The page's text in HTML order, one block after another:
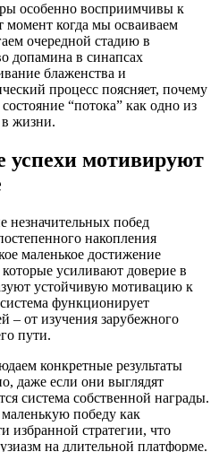
особенно восприимчивы к
момент когда мы осваиваем
очередной стадию в
допамина в синапсах
блаженства и
процесс поясняет, почему
“потока” как одно из
жизни.
успехи мотивируют
незначительных побед
накопления
маленькое достижение
усиливают доверие в
устойчивую мотивацию к
функционирует
– от изучения зарубежного
пути.
конкретные результаты
даже если они выглядят
система собственной награды.
победу как
избранной стратегии, что
на длительной платформе.